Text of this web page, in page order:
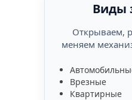
Виды
Открываем,
меняем
Врезные
Квартирные